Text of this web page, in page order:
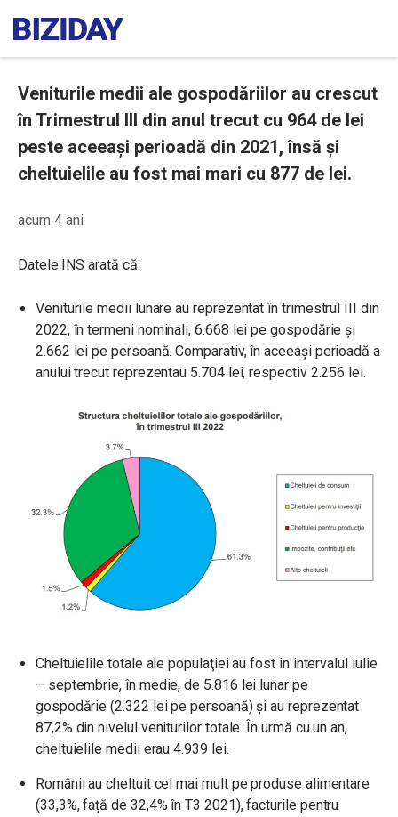
Veniturile medii ale gospodăriilor au crescut
în Trimestrul III din anul trecut cu 964 de lei
peste aceeași perioadă din 2021, însă și
cheltuielile au fost mai mari cu 877 de lei.
acum 4 ani
Datele INS arată că:
Veniturile medii lunare au reprezentat în trimestrul III din
2022, în termeni nominali, 6.668 lei pe gospodărie şi
2.662 lei pe persoană. Comparativ, în aceeași perioadă a
anului trecut reprezentau 5.704 lei, respectiv 2.256 lei.
Cheltuielile totale ale populaţiei au fost în intervalul iulie
– septembrie, în medie, de 5.816 lei lunar pe
gospodărie (2.322 lei pe persoană) şi au reprezentat
87,2% din nivelul veniturilor totale. În urmă cu un an,
cheltuielile medii erau 4.939 lei.
Românii au cheltuit cel mai mult pe produse alimentare
(33,3%, față de 32,4% în T3 2021), facturile pentru